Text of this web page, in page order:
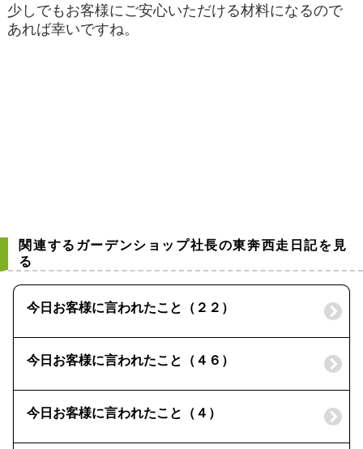
少しでもお客様にご安心いただける材料になるので
あれば幸いですね。
関連するガーデンショップ社長の東奔西走日記を見
る
今日お客様に言われたこと（２２）
今日お客様に言われたこと（４６）
今日お客様に言われたこと（４）